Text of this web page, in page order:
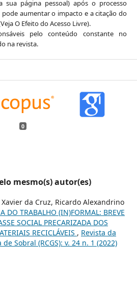
sua página pessoal) após o processo
aumentar o impacto e a citação do
O Efeito do Acesso Livre).
pelo conteúdo constante no
na revista.
0
mesmo(s) autor(es)
da Cruz, Ricardo Alexandrino
DO TRABALHO (IN)FORMAL: BREVE
SOCIAL PRECARIZADA DOS
RECICLÁVEIS , Revista da
Sobral (RCGS): v. 24 n. 1 (2022)